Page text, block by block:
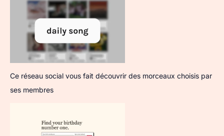
Ce réseau social vous fait découvrir des morceaux choisis par
ses membres